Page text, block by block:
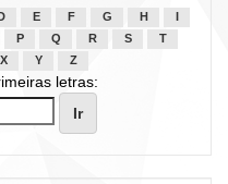
D E F G H
P Q R S
T
X Y Z
letras: